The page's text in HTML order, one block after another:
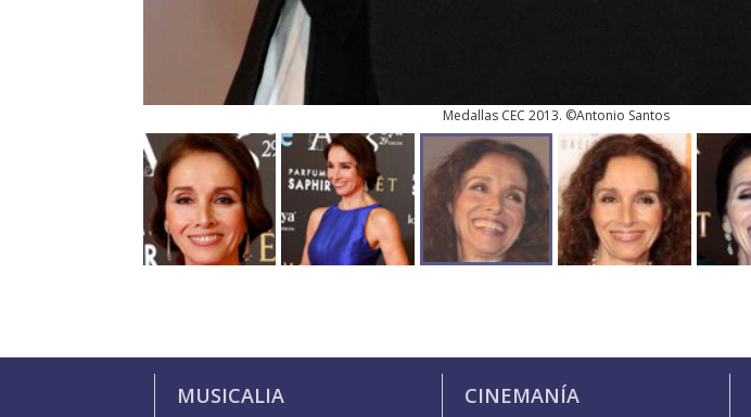
Medallas CEC 2013. ©Antonio Santos
MUSICALIA CINEMANÍA